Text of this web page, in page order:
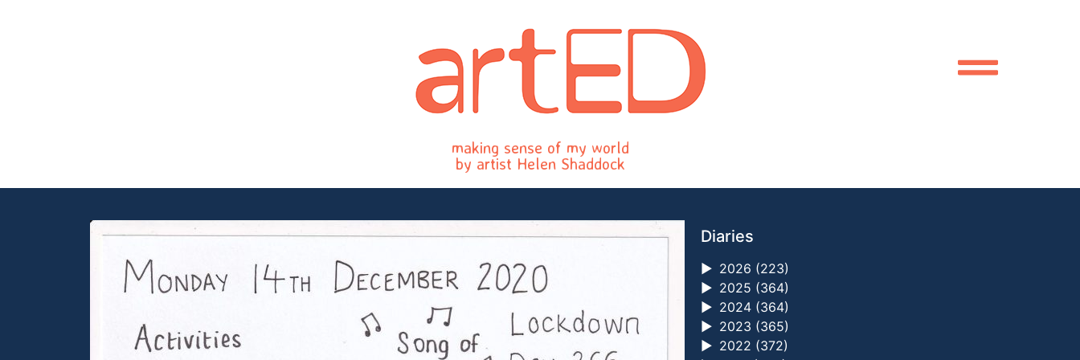
making sense of my world
by artist Helen Shaddock
Diaries
► 2026 (223)
► 2025 (364)
► 2024 (364)
► 2023 (365)
► 2022 (372)